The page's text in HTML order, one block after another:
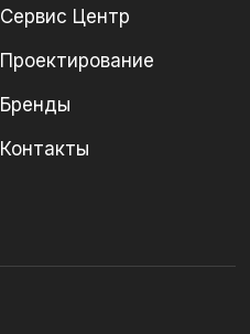
Сервис Центр
Проектирование
Бренды
Контакты